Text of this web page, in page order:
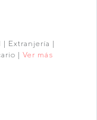
| Extranjería |
| Ver más